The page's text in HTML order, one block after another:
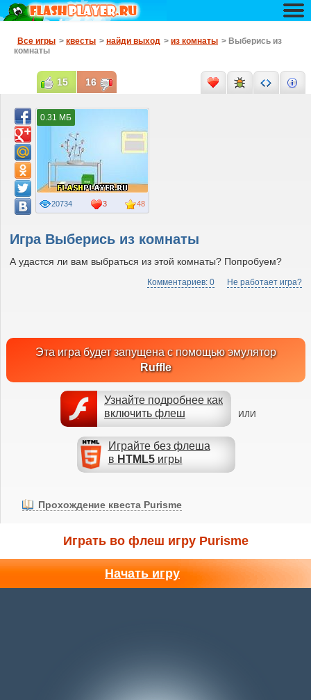
Все игры > квесты > найди выход > из комнаты > Выберись из
комнаты
Игра Выберись из комнаты
А удастся ли вам выбраться из этой комнаты? Попробуем?
Комментариев: 0 Не работает игра?
Эта игра будет запущена с помощью эмулятор
Ruffle
Узнайте подробнее как
включить флеш
ИЛИ
Играйте без флеша
в HTML5игры
48
20734 3
0.31 МБ
15 16
Прохождение квеста Purisme
Играть во флеш игру Purisme
Начать игру